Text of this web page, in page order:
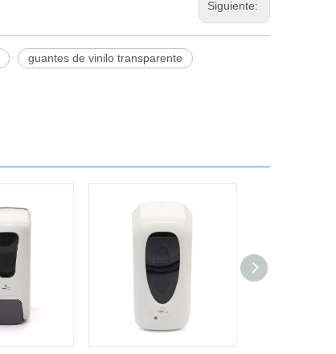
Siguiente:
guantes de vinilo transparente